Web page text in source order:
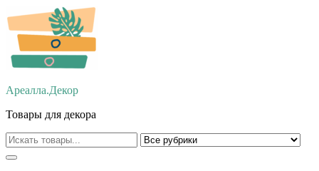
Перейти
к
содержимому
Ареалла.Декор
Товары для декора